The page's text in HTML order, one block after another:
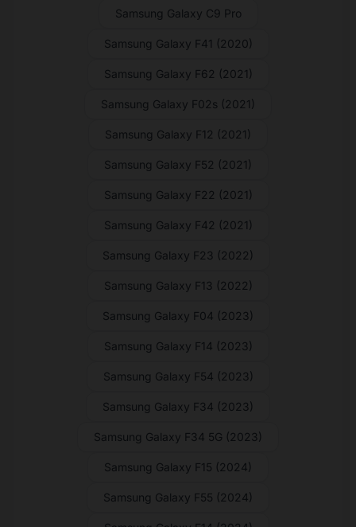
Samsung Galaxy C9 Pro
Samsung Galaxy F41 (2020)
Samsung Galaxy F62 (2021)
Samsung Galaxy F02s (2021)
Samsung Galaxy F12 (2021)
Samsung Galaxy F52 (2021)
Samsung Galaxy F22 (2021)
Samsung Galaxy F42 (2021)
Samsung Galaxy F23 (2022)
Samsung Galaxy F13 (2022)
Samsung Galaxy F04 (2023)
Samsung Galaxy F14 (2023)
Samsung Galaxy F54 (2023)
Samsung Galaxy F34 (2023)
Samsung Galaxy F34 5G (2023)
Samsung Galaxy F15 (2024)
Samsung Galaxy F55 (2024)